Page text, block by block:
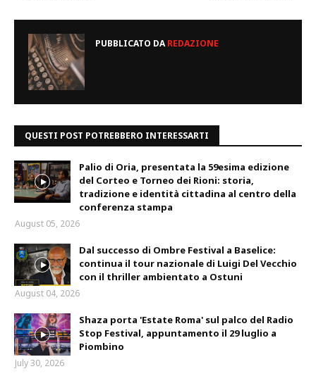
PUBBLICATO DAREDAZIONE
QUESTI POST POTREBBERO INTERESSARTI
Palio di Oria, presentata la 59esima edizione
del Corteo e Torneo dei Rioni: storia,
tradizione e identità cittadina al centro della
conferenza stampa
August 05, 2026
Dal successo di Ombre Festival a Baselice:
continua il tour nazionale di Luigi Del Vecchio
con il thriller ambientato a Ostuni
August 04, 2026
Shaza porta 'Estate Roma' sul palco del Radio
Stop Festival, appuntamento il 29 luglio a
Piombino
July 30, 2026